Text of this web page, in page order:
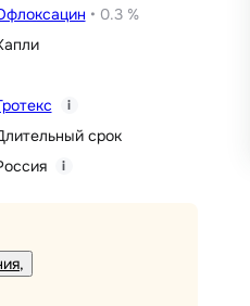
• 0.3 %
i
срок
i